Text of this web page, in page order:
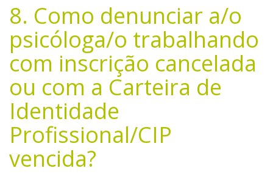
8. Como denunciar a/o
psicóloga/o trabalhando
com inscrição cancelada
ou com a Carteira de
Identidade
Profissional/CIP
vencida?